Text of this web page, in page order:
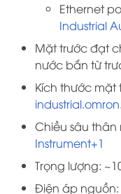
Ethernet
Industrial
Mặt trước đạt
nước bắn từ
Kích thước mặt
Chiều sâu thân
Instrument+1
Trọng lượng:
Điện áp